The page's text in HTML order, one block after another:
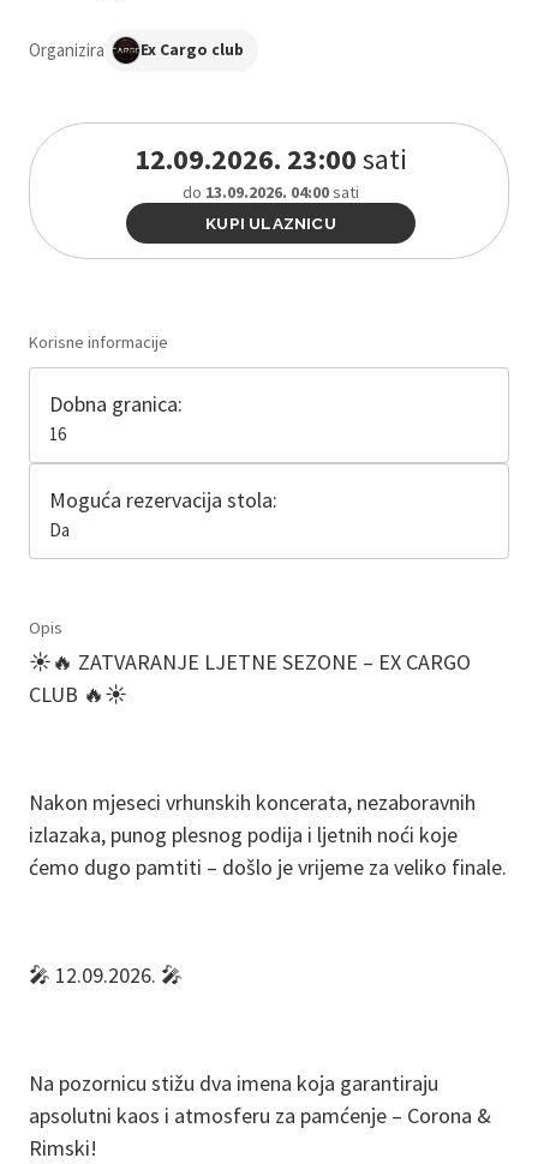
Organizira Ex Cargo club
12.09.2026. 23:00sati
do 13.09.2026. 04:00sati
KUPI ULAZNICU
Korisne informacije
Dobna granica:
16
Moguća rezervacija stola:
Da
Opis
☀️🔥 ZATVARANJE LJETNE SEZONE – EX CARGO
CLUB 🔥☀️
Nakon mjeseci vrhunskih koncerata, nezaboravnih
izlazaka, punog plesnog podija i ljetnih noći koje
ćemo dugo pamtiti – došlo je vrijeme za veliko finale.
🎤 12.09.2026. 🎤
Na pozornicu stižu dva imena koja garantiraju
apsolutni kaos i atmosferu za pamćenje – Corona &
Rimski!